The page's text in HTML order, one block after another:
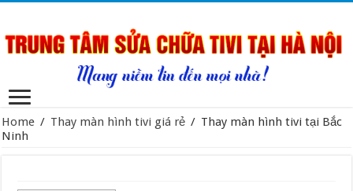
Home / Thay màn hình tivi giá rẻ / Thay màn hình tivi tại Bắc
Ninh